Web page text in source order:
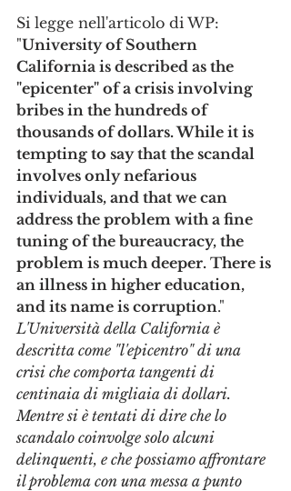
Si legge nell'articolo di WP:
"University of Southern
California is described as the
"epicenter" of a crisis involving
bribes in the hundreds of
thousands of dollars. While it is
tempting to say that the scandal
involves only nefarious
individuals, and that we can
address the problem with a fine
tuning of the bureaucracy, the
problem is much deeper. There is
an illness in higher education,
and its name is corruption."
L'Università della California è
descritta come "l'epicentro" di una
crisi che comporta tangenti di
centinaia di migliaia di dollari.
Mentre si è tentati di dire che lo
scandalo coinvolge solo alcuni
delinquenti, e che possiamo affrontare
il problema con una messa a punto